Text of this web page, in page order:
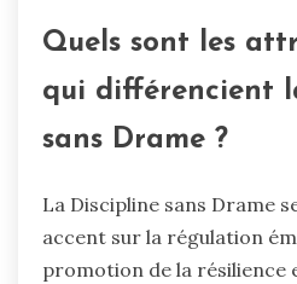
Quels sont les
qui différencient
sans Drame ?
La Discipline sans Drame
accent sur la régulation
promotion de la résilience